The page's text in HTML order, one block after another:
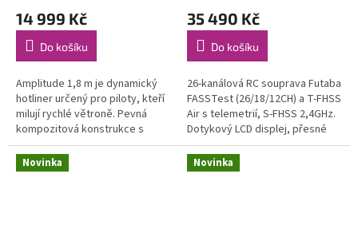
14 999 Kč
Do košíku
Amplitude 1,8 m je dynamický
hotliner určený pro piloty, kteří
milují rychlé větroně. Pevná
kompozitová konstrukce s
uhlíkovými výztuhami, hladký a
čistý povrch, závodní vzhled....
35 490 Kč
Do košíku
26-kanálová RC souprava Futaba
FASSTest (26/18/12CH) a T-FHSS
Air s telemetrií, S-FHSS 2,4GHz.
Dotykový LCD displej, přesné
celokovové křížové ovladače, 8
přepínačů, 4 posuvné a...
Novinka Novinka